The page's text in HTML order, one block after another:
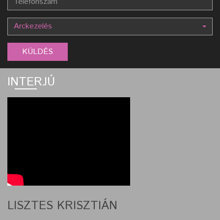
Arckezelés
INTERJÚ
LISZTES KRISZTIÁN